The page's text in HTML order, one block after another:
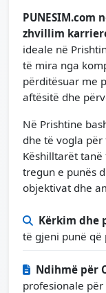
PUNESIM.com
zhvillim
ideale në
të mira nga
përditësuar me
aftësitë dhe
Në Prishtine
dhe të vogla për
Këshilltarët
tregun e punës
objektivat dhe
Kërkim dhe
të gjeni punë
Ndihmë për
profesionale